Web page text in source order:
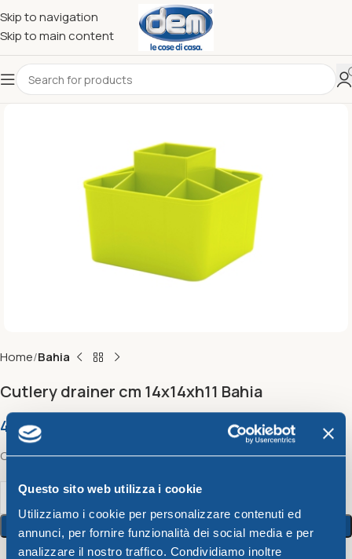
Questo sito web utilizza i cookie
Utilizziamo i cookie per personalizzare contenuti ed
annunci, per fornire funzionalità dei social media e per
analizzare il nostro traffico. Condividiamo inoltre
Skip to navigation
Skip to main content
Home Bahia
Cutlery drainer cm 14x14xh11 Bahia
4,21€
Cutlery drainer cm 14x14xh11
Add To Cart